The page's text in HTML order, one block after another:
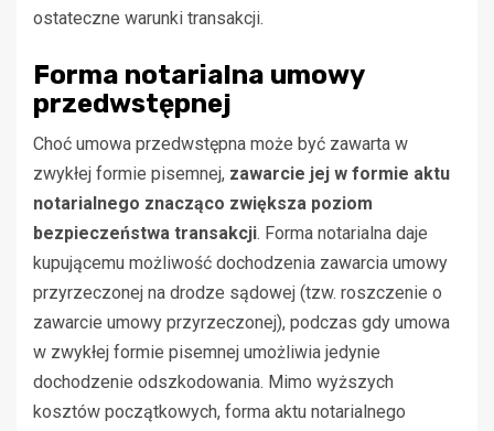
ostateczne warunki transakcji.
Forma notarialna umowy
przedwstępnej
Choć umowa przedwstępna może być zawarta w
zwykłej formie pisemnej, zawarcie jej w formie aktu
notarialnego znacząco zwiększa poziom
bezpieczeństwa transakcji. Forma notarialna daje
kupującemu możliwość dochodzenia zawarcia umowy
przyrzeczonej na drodze sądowej (tzw. roszczenie o
zawarcie umowy przyrzeczonej), podczas gdy umowa
w zwykłej formie pisemnej umożliwia jedynie
dochodzenie odszkodowania. Mimo wyższych
kosztów początkowych, forma aktu notarialnego